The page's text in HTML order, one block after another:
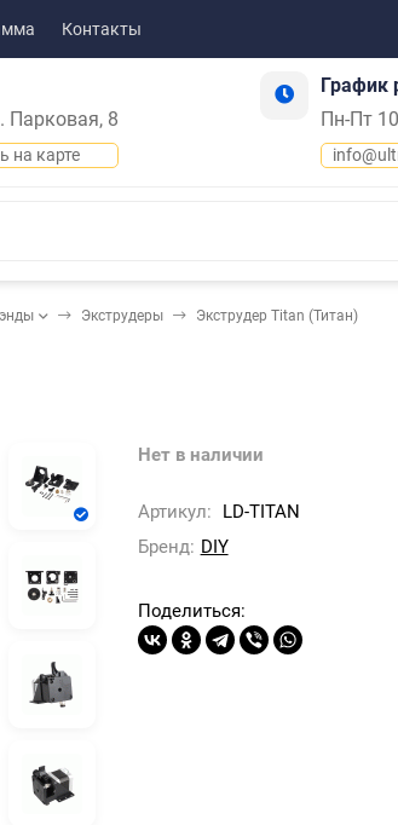
Контакты
Парковая, 8
на карте
График
Пн-Пт
Экструдеры Экструдер Titan (Титан)
Нет в наличии
Артикул:
LD-TITAN
Бренд: DIY
Поделиться: